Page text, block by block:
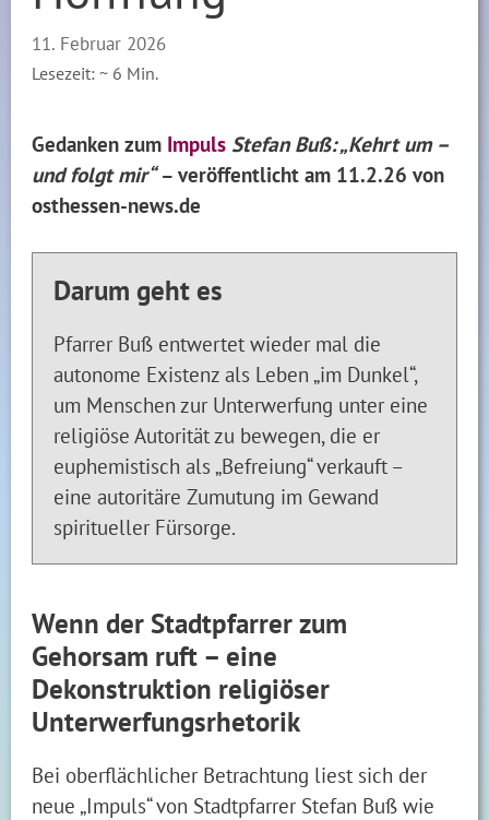
11. Februar 2026
Lesezeit: ~ 6 Min.
Gedanken zum Impuls Stefan Buß: „Kehrt um –
und folgt mir“– veröffentlicht am 11.2.26 von
osthessen-news.de
Darum geht es
Pfarrer Buß entwertet wieder mal die
autonome Existenz als Leben „im Dunkel“,
um Menschen zur Unterwerfung unter eine
religiöse Autorität zu bewegen, die er
euphemistisch als „Befreiung“ verkauft –
eine autoritäre Zumutung im Gewand
spiritueller Fürsorge.
Wenn der Stadtpfarrer zum
Gehorsam ruft – eine
Dekonstruktion religiöser
Unterwerfungsrhetorik
Bei oberflächlicher Betrachtung liest sich der
neue „Impuls“ von Stadtpfarrer Stefan Buß wie